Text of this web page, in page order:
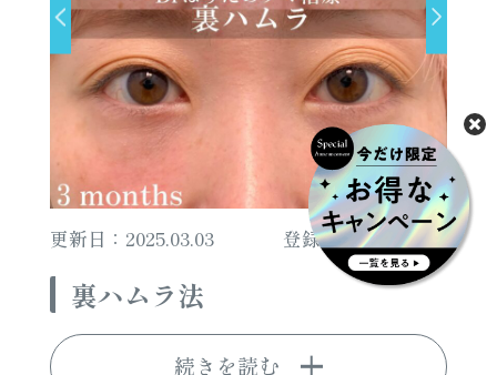
更新日：2025.03.03 登録日：2025.03.03
裏ハムラ法
続きを読む